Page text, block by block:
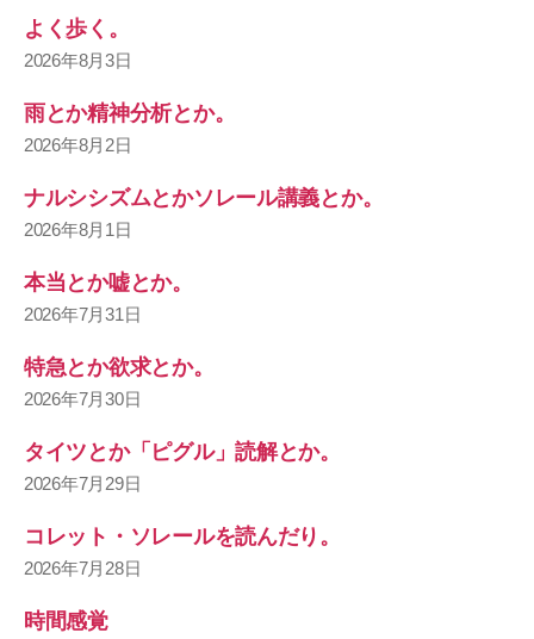
よく歩く。
2026年8月3日
雨とか精神分析とか。
2026年8月2日
ナルシシズムとかソレール講義とか。
2026年8月1日
本当とか嘘とか。
2026年7月31日
特急とか欲求とか。
2026年7月30日
タイツとか「ピグル」読解とか。
2026年7月29日
コレット・ソレールを読んだり。
2026年7月28日
時間感覚